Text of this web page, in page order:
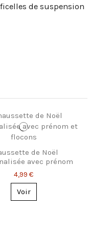
de suspension
de Noël
avec prénom
4,99 €
Voir